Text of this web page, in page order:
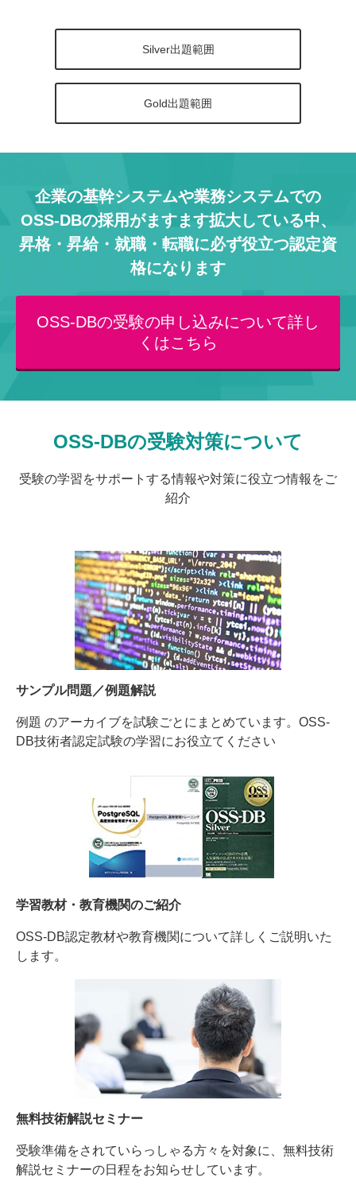
Silver出題範囲
Gold出題範囲
企業の基幹システムや業務システムでの
OSS-DBの採用がますます拡大している中、
昇格・昇給・就職・転職に必ず役立つ認定資
格になります
OSS-DBの受験の申し込みについて詳し
くはこちら
OSS-DBの受験対策について
受験の学習をサポートする情報や対策に役立つ情報をご
紹介
サンプル問題／例題解説
例題 のアーカイブを試験ごとにまとめています。OSS-
DB技術者認定試験の学習にお役立てください
学習教材・教育機関のご紹介
OSS-DB認定教材や教育機関について詳しくご説明いた
します。
無料技術解説セミナー
受験準備をされていらっしゃる方々を対象に、無料技術
解説セミナーの日程をお知らせしています。